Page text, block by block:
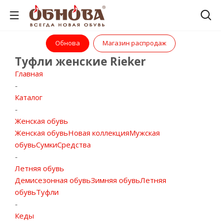
Обнова Магазин распродаж
Туфли женские Rieker
Главная
-
Каталог
-
Женская обувь
Женская обувьНовая коллекцияМужская
обувьСумкиСредства
-
Летняя обувь
Демисезонная обувьЗимняя обувьЛетняя
обувьТуфли
-
Кеды